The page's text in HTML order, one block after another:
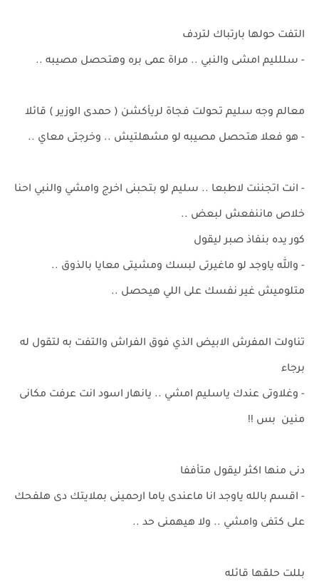
التفت حولها بارتباك لتردف
- سللليم امشى والنبي .. مراة عمى بره وهتحصل مصيبه ..
معالم وجه سليم تحولت فجاة لريأكشن ( حمدى الوزير ) قائلا
- هو فعلا هتحصل مصيبه لو مشهلتيش .. وخرجتى معاي ..
- انت اتجننت لاطبعا .. سليم لو بتحبنى اخرج وامشي والنبي احنا
خلاص ماننفعش لبعض ..
كور يده بنفاذ صبر ليقول
- والله ياوجد لو ماغيرتى لبسك ومشيتى معايا بالذوق ..
متلوميش غير نفسك على اللي هيحصل ..
تناولت المفرش الابيض الذي فوق الفراش والتفت به لتقول له
برجاء
- وغلاوتى عندك ياسليم امشي .. يانهار اسود انت عرفت مكانى
منين بس !!
دنى منها اكثر ليقول متأففا
- اقسم بالله ياوجد انا ماعندى ياما ارحمينى بملايتك دى هلفحك
على كتفى وامشي .. ولا هيهمنى حد ..
بللت حلقها قائله